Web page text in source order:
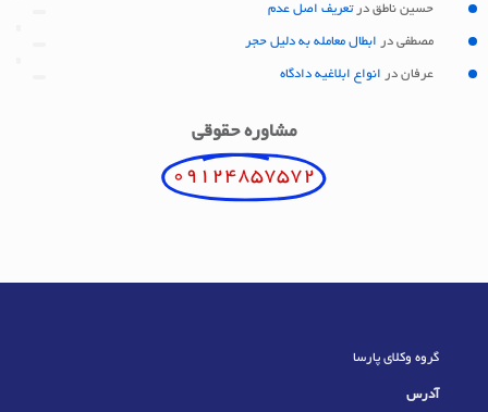
حسین ناطق درتعریف اصل عدم
مصطفی در ابطال معامله به دلیل حجر
عرفان در انواع ابلاغیه دادگاه
مشاوره حقوقی
09124857572
گروه وکلای پارسا
آدرس